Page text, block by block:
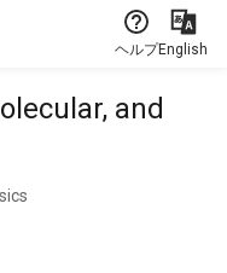
ヘルプEnglish
and